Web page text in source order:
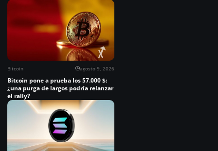
Bitcoin agosto 9, 2026
Bitcoin pone a prueba los 57.000 $:
¿una purga de largos podría relanzar
el rally?